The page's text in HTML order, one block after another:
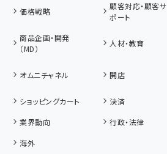
価格戦略
顧客対応・顧客サ
ポート
商品企画・開発
（MD）
人材・教育
オムニチャネル 開店
ショッピングカート
決済
業界動向
行政・法律
海外